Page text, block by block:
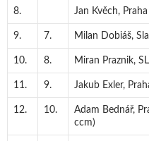
8. Jan Kvěch, Praha
9. 7. Milan Dobiáš,
10. 8. Miran Praznik,
11. 9. Jakub Exler,
12. 10.
Adam Bednář,
ccm)